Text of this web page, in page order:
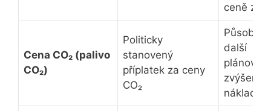
ceně za
Cena CO₂ (palivo
CO₂)
Politicky
stanovený
příplatek za ceny
CO₂
Působí
další
zvýšení
nákladů.